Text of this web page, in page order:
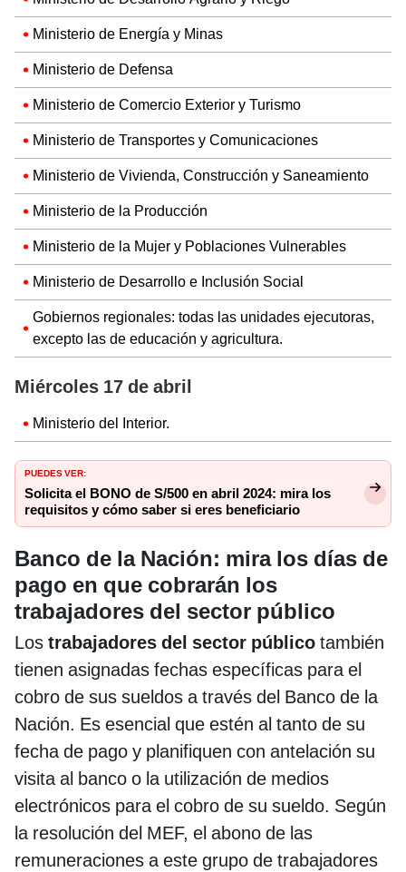
Ministerio de Energía y Minas
Ministerio de Defensa
Ministerio de Comercio Exterior y Turismo
Ministerio de Transportes y Comunicaciones
Ministerio de Vivienda, Construcción y Saneamiento
Ministerio de la Producción
Ministerio de la Mujer y Poblaciones Vulnerables
Ministerio de Desarrollo e Inclusión Social
Gobiernos regionales: todas las unidades ejecutoras,
excepto las de educación y agricultura.
Miércoles 17 de abril
Ministerio del Interior.
PUEDES VER:
Solicita el BONO de S/500 en abril 2024: mira los
requisitos y cómo saber si eres beneficiario
Banco de la Nación: mira los días de
pago en que cobrarán los
trabajadores del sector público
Los trabajadores del sector público también
tienen asignadas fechas específicas para el
cobro de sus sueldos a través del Banco de la
Nación. Es esencial que estén al tanto de su
fecha de pago y planifiquen con antelación su
visita al banco o la utilización de medios
electrónicos para el cobro de su sueldo. Según
la resolución del MEF, el abono de las
remuneraciones a este grupo de trabajadores